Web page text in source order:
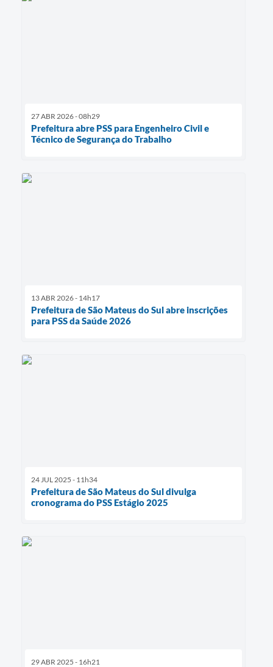
27 ABR 2026 - 08h29
Prefeitura abre PSS para Engenheiro Civil e
Técnico de Segurança do Trabalho
13 ABR 2026 - 14h17
Prefeitura de São Mateus do Sul abre inscrições
para PSS da Saúde 2026
24 JUL 2025 - 11h34
Prefeitura de São Mateus do Sul divulga
cronograma do PSS Estágio 2025
29 ABR 2025 - 16h21